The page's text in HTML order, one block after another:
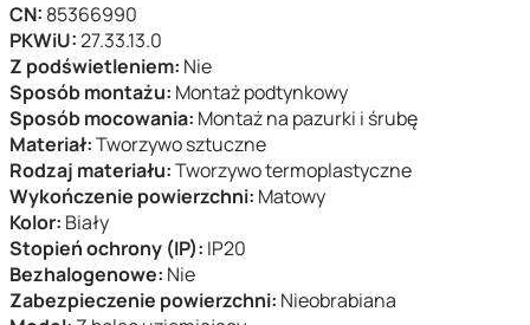
CN: 85366990
PKWiU:27.33.13.0
Z podświetleniem: Nie
Sposób montażu: Montaż podtynkowy
Sposób mocowania: Montaż na pazurki i śrubę
Materiał:Tworzywo sztuczne
Rodzaj materiału:Tworzywo termoplastyczne
Wykończenie powierzchni: Matowy
Kolor: Biały
Stopień ochrony (IP): IP20
Bezhalogenowe: Nie
Zabezpieczenie powierzchni: Nieobrabiana